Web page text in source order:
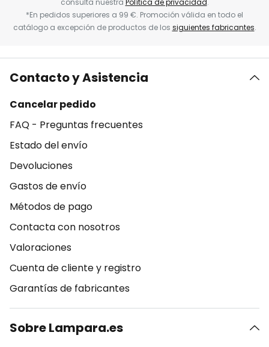
consulta nuestra Política de privacidad.
*En pedidos superiores a 99 €. Promoción válida en todo el
catálogo a excepción de productos de los siguientes fabricantes.
Contacto y Asistencia
Cancelar pedido
FAQ - Preguntas frecuentes
Estado del envío
Devoluciones
Gastos de envío
Métodos de pago
Contacta con nosotros
Valoraciones
Cuenta de cliente y registro
Garantías de fabricantes
Sobre Lampara.es